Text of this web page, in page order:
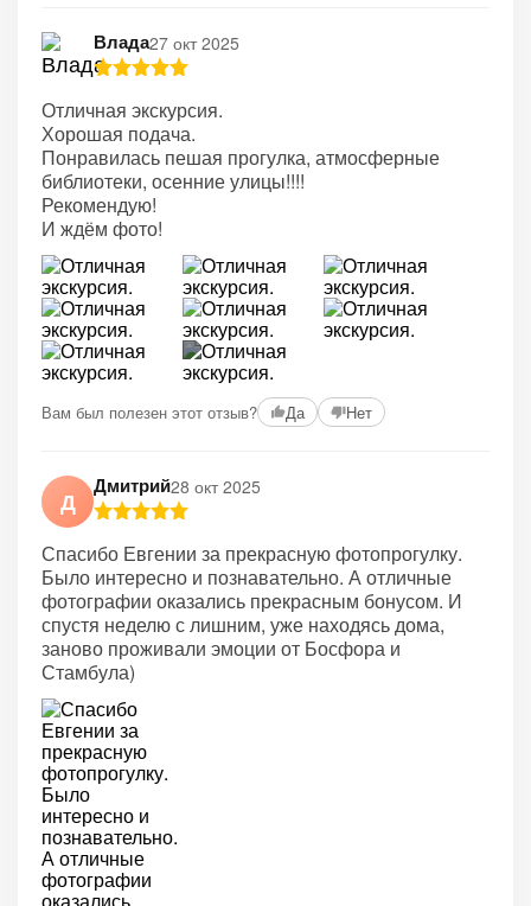
Влада27 окт 2025
Отличная экскурсия.
Хорошая подача.
Понравилась пешая прогулка, атмосферные
библиотеки, осенние улицы!!!!
Рекомендую!
И ждём фото!
Вам был полезен этот отзыв? Да Нет
Д
Дмитрий28 окт 2025
Спасибо Евгении за прекрасную фотопрогулку.
Было интересно и познавательно. А отличные
фотографии оказались прекрасным бонусом. И
спустя неделю с лишним, уже находясь дома,
заново проживали эмоции от Босфора и
Стамбула)